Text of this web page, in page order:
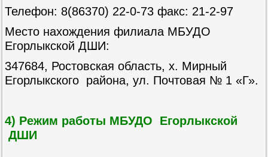
Телефон: 8(86370) 22-0-73 факс: 21-2-97
Место нахождения филиала МБУДО
Егорлыкской ДШИ:
347684, Ростовская область, х. Мирный
Егорлыкского района, ул. Почтовая № 1 «Г».
4) Режим работы МБУДО Егорлыкской
ДШИ